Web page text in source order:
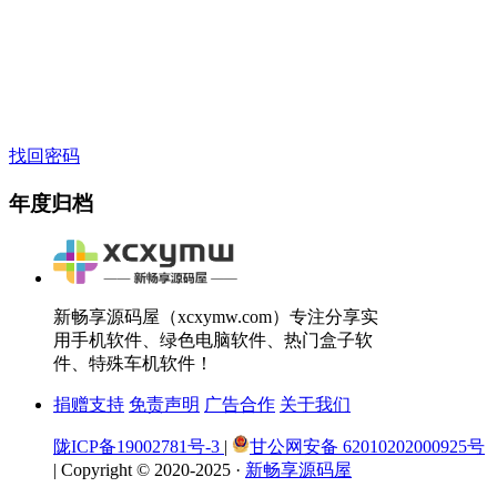
找回密码
年度归档
新畅享源码屋（xcxymw.com）专注分享实
用手机软件、绿色电脑软件、热门盒子软
件、特殊车机软件！
捐赠支持 免责声明 广告合作 关于我们
陇ICP备19002781号-3 |
甘公网安备 62010202000925号
| Copyright © 2020-2025 · 新畅享源码屋